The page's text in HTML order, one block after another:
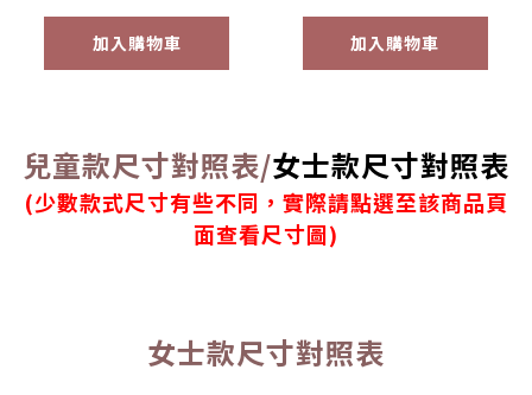
加入購物車 加入購物車
兒童款尺寸對照表/女士款尺寸對照表
(少數款式尺寸有些不同，實際請點選至該商品頁
面查看尺寸圖)
女士款尺寸對照表